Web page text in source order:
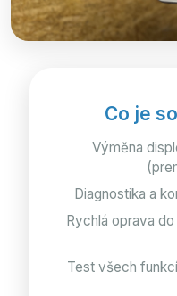
Co je
Výměna
Diagnostika a
Rychlá oprava
Test všech